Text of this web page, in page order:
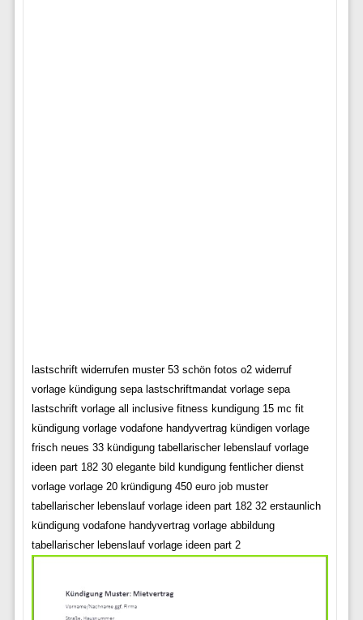
lastschrift widerrufen muster 53 schön fotos o2 widerruf
vorlage kündigung sepa lastschriftmandat vorlage sepa
lastschrift vorlage all inclusive fitness kundigung 15 mc fit
kündigung vorlage vodafone handyvertrag kündigen vorlage
frisch neues 33 kündigung tabellarischer lebenslauf vorlage
ideen part 182 30 elegante bild kundigung fentlicher dienst
vorlage vorlage 20 kründigung 450 euro job muster
tabellarischer lebenslauf vorlage ideen part 182 32 erstaunlich
kündigung vodafone handyvertrag vorlage abbildung
tabellarischer lebenslauf vorlage ideen part 2